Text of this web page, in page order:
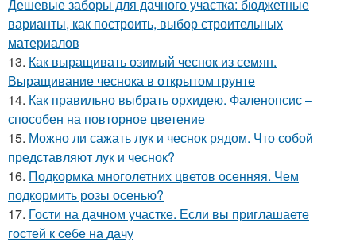
Дешевые заборы для дачного участка: бюджетные
варианты, как построить, выбор строительных
материалов
13. Как выращивать озимый чеснок из семян.
Выращивание чеснока в открытом грунте
14. Как правильно выбрать орхидею. Фаленопсис –
способен на повторное цветение
15. Можно ли сажать лук и чеснок рядом. Что собой
представляют лук и чеснок?
16. Подкормка многолетних цветов осенняя. Чем
подкормить розы осенью?
17. Гости на дачном участке. Если вы приглашаете
гостей к себе на дачу